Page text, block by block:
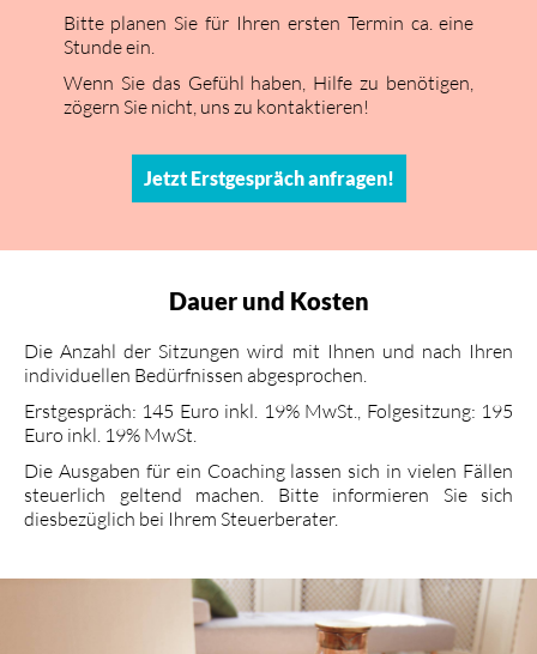
Bitte planen Sie für Ihren ersten Termin ca. eine
Stunde ein.
Wenn Sie das Gefühl haben, Hilfe zu benötigen,
zögern Sie nicht, uns zu kontaktieren!
Jetzt Erstgespräch anfragen!
Dauer und Kosten
Die Anzahl der Sitzungen wird mit Ihnen und nach Ihren
individuellen Bedürfnissen abgesprochen.
Erstgespräch: 145 Euro inkl. 19% MwSt., Folgesitzung: 195
Euro inkl. 19% MwSt.
Die Ausgaben für ein Coaching lassen sich in vielen Fällen
steuerlich geltend machen. Bitte informieren Sie sich
diesbezüglich bei Ihrem Steuerberater.